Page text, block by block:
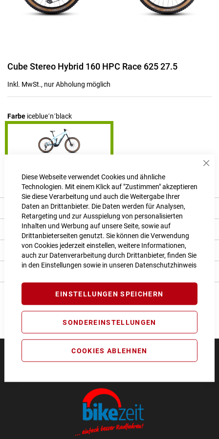
Diese Webseite verwendet Cookies und ähnliche
Technologien. Mit einem Klick auf "Zustimmen" akzeptieren
Sie diese Verarbeitung und auch die Weitergabe Ihrer
Daten an Drittanbieter. Die Daten werden für Analysen,
Retargeting und zur Ausspielung von personalisierten
Inhalten und Werbung auf unsere Seite, sowie auf
Drittanbieterseiten genutzt. Sie können die Verwendung
von Cookies jederzeit einstellen, weitere Informationen,
auch zur Datenverarbeitung durch Drittanbieter, finden Sie
in den Einstellungen sowie in unseren Datenschutzhinweis
EINSTELLUNGEN SPEICHERN
SONDEREINSTELLUNGEN
COOKIES ABLEHNEN
Zum
der
Cube Stereo Hybrid 160 HPC Race 625 27.5
Inkl. MwSt., nur Abholung möglich
Farbe iceblue´n´black
Beschreibung
Produkt Details
Bewertungen
Angaben zur Produktsicherheit